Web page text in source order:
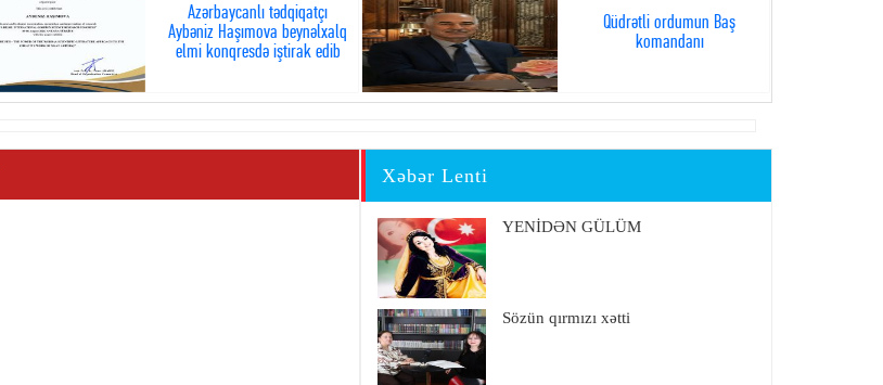
Azərbaycanlı tədqiqatçı
Aybəniz Haşımova beynəlxalq
elmi konqresdə iştirak edib
Qüdrətli ordumun Baş
komandanı
Xəbər Lenti
YENİDƏN GÜLÜM
Sözün qırmızı xətti